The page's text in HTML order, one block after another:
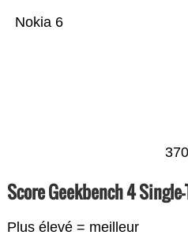
Nokia 6
Score Geekbench 4
Plus élevé = meilleur